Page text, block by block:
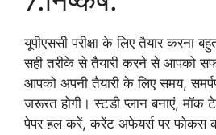
यूपीएससी परीक्षा के लिए तैयार करना
सही तरीके से तैयारी करने से आपको
आपको अपनी तैयारी के लिए समय,
जरूरत होगी। स्टडी प्लान बनाएं,
पेपर हल करें, करेंट अफेयर्स पर फोकस